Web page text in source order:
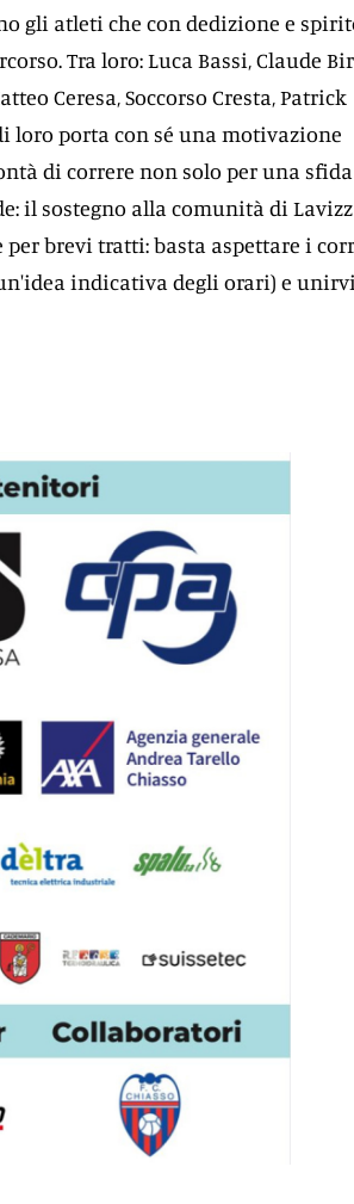
gli atleti che con dedizione e
Tra loro: Luca Bassi, Claude
Ceresa, Soccorso Cresta, Patrick
loro porta con sé una motivazione
di correre non solo per una sfida
il sostegno alla comunità di
per brevi tratti: basta aspettare i
indicativa degli orari) e